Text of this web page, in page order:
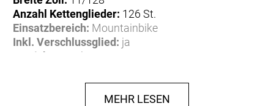
Anzahl Kettenglieder: 126 St.
Einsatzbereich: Mountainbike
Inkl. Verschlussglied: ja
Gewicht:
0,26 kg
MEHR LESEN